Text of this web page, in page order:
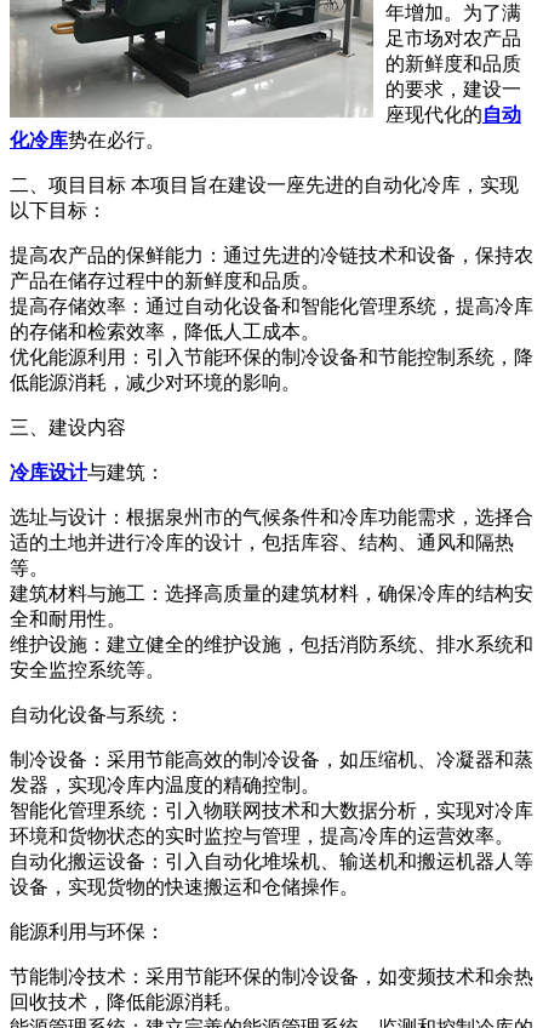
年增加。为了满
足市场对农产品
的新鲜度和品质
的要求，建设一
座现代化的自动
化冷库势在必行。
二、项目目标 本项目旨在建设一座先进的自动化冷库，实现
以下目标：
提高农产品的保鲜能力：通过先进的冷链技术和设备，保持农
产品在储存过程中的新鲜度和品质。
提高存储效率：通过自动化设备和智能化管理系统，提高冷库
的存储和检索效率，降低人工成本。
优化能源利用：引入节能环保的制冷设备和节能控制系统，降
低能源消耗，减少对环境的影响。
三、建设内容
冷库设计与建筑：
选址与设计：根据泉州市的气候条件和冷库功能需求，选择合
适的土地并进行冷库的设计，包括库容、结构、通风和隔热
等。
建筑材料与施工：选择高质量的建筑材料，确保冷库的结构安
全和耐用性。
维护设施：建立健全的维护设施，包括消防系统、排水系统和
安全监控系统等。
自动化设备与系统：
制冷设备：采用节能高效的制冷设备，如压缩机、冷凝器和蒸
发器，实现冷库内温度的精确控制。
智能化管理系统：引入物联网技术和大数据分析，实现对冷库
环境和货物状态的实时监控与管理，提高冷库的运营效率。
自动化搬运设备：引入自动化堆垛机、输送机和搬运机器人等
设备，实现货物的快速搬运和仓储操作。
能源利用与环保：
节能制冷技术：采用节能环保的制冷设备，如变频技术和余热
回收技术，降低能源消耗。